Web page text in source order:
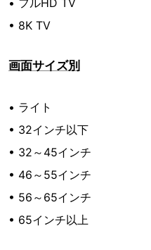
• フルHD TV
• 8K TV
画面サイズ別
• ライト
• 32インチ以下
• 32～45インチ
• 46～55インチ
• 56～65インチ
• 65インチ以上